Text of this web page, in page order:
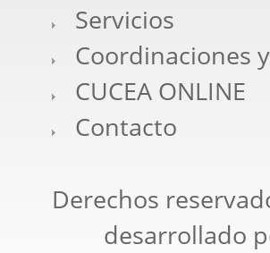
Servicios
Coordinaciones
CUCEA ONLINE
Contacto
Derechos
desarrollado